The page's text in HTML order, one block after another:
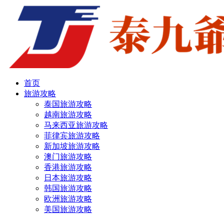
首页
旅游攻略
泰国旅游攻略
越南旅游攻略
马来西亚旅游攻略
菲律宾旅游攻略
新加坡旅游攻略
澳门旅游攻略
香港旅游攻略
日本旅游攻略
韩国旅游攻略
欧洲旅游攻略
美国旅游攻略